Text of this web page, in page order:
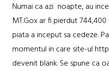
Numai ca azi noapte, au
MT.Gox ar fi pierdut
piata a inceput sa cedeze.
momentul in care site-ul
devenit blank. Se spune ca